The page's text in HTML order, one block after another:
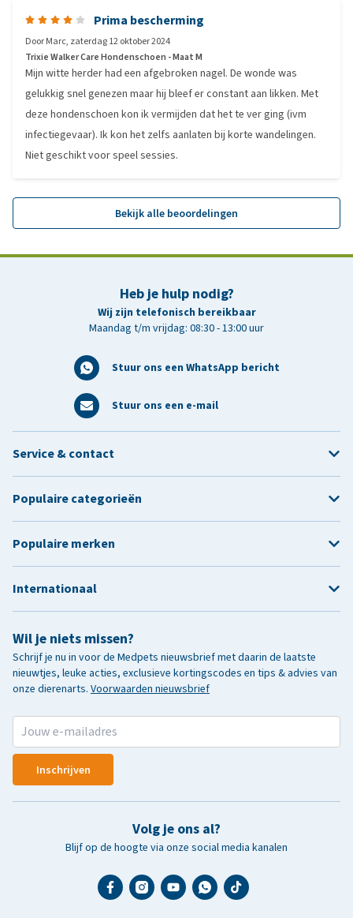
Prima bescherming
DoorMarc, zaterdag 12 oktober 2024
Trixie Walker Care Hondenschoen - Maat M
Mijn witte herder had een afgebroken nagel. De wonde was
gelukkig snel genezen maar hij bleef er constant aan likken. Met
deze hondenschoen kon ik vermijden dat het te ver ging (ivm
infectiegevaar). Ik kon het zelfs aanlaten bij korte wandelingen.
Niet geschikt voor speel sessies.
Bekijk alle beoordelingen
Heb je hulp nodig?
Wij zijn telefonisch bereikbaar
Maandag t/m vrijdag: 08:30 - 13:00 uur
Stuur ons een WhatsApp bericht
Stuur ons een e-mail
Wil je niets missen?
Schrijf je nu in voor de Medpets nieuwsbrief met daarin de laatste
nieuwtjes, leuke acties, exclusieve kortingscodes en tips & advies van
onze dierenarts. Voorwaarden nieuwsbrief
Inschrijven
Volg je ons al?
Blijf op de hoogte via onze social media kanalen
Service & contact
Populaire categorieën
Populaire merken
Internationaal